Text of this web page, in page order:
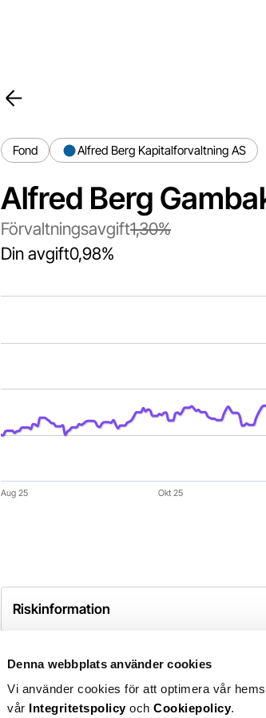
Denna webbplats använder cookies
Vi använder cookies för att optimera vår
vår IntegritetspolicyochCookiepolicy.
Fond Alfred Berg Kapitalforvaltning AS
Alfred Berg
Förvaltningsavgift1,30%
Din avgift0,98%
Aug 25 Okt 25
Riskinformation
Morningstar